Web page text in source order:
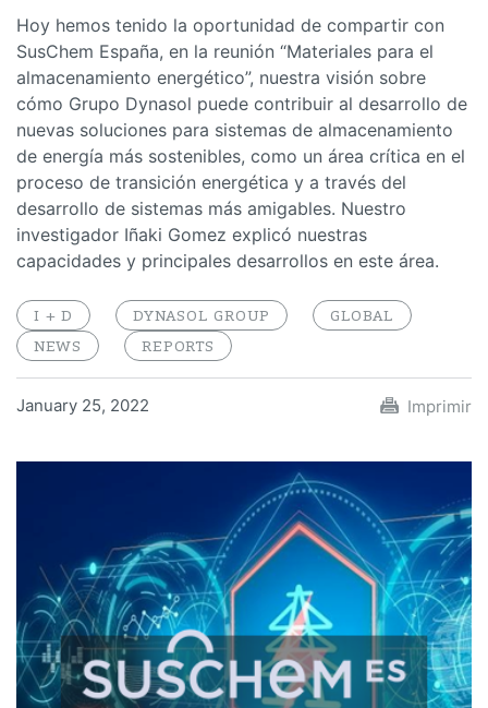
Hoy hemos tenido la oportunidad de compartir con
SusChem España, en la reunión “Materiales para el
almacenamiento energético”, nuestra visión sobre
cómo Grupo Dynasol puede contribuir al desarrollo de
nuevas soluciones para sistemas de almacenamiento
de energía más sostenibles, como un área crítica en el
proceso de transición energética y a través del
desarrollo de sistemas más amigables. Nuestro
investigador Iñaki Gomez explicó nuestras
capacidades y principales desarrollos en este área.
I + D DYNASOL GROUP
GLOBAL
NEWS
REPORTS
January 25, 2022 Imprimir